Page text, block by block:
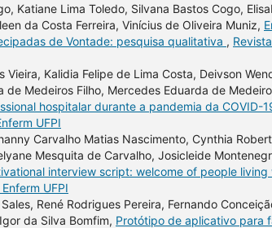
Katiane Lima Toledo, Silvana Bastos Cogo,
da Costa Ferreira, Vinícius de Oliveira Muniz,
de Vontade: pesquisa qualitativa ,
Vieira, Kalidia Felipe de Lima Costa, Deivson
de Medeiros Filho, Mercedes Eduarda de
hospitalar durante a pandemia da COVID-
UFPI
Carvalho Matias Nascimento, Cynthia
Mesquita de Carvalho, Josicleide
interview script: welcome of people living
UFPI
René Rodrigues Pereira, Fernando
da Silva Bomfim, Protótipo de aplicativo para